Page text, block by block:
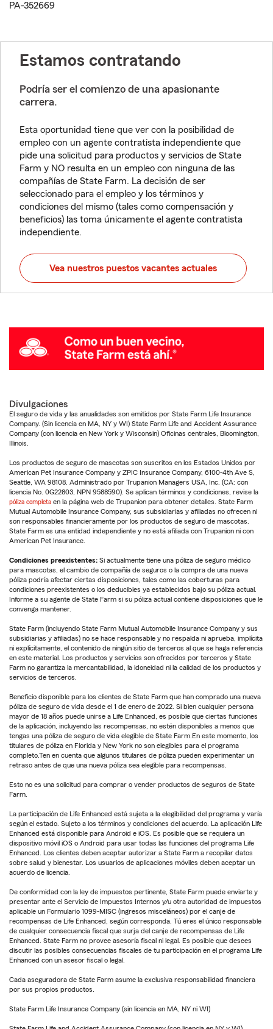
PA-352669
Estamos contratando
Podría ser el comienzo de una apasionante
carrera.
Esta oportunidad tiene que ver con la posibilidad de
empleo con un agente contratista independiente que
pide una solicitud para productos y servicios de State
Farm y NO resulta en un empleo con ninguna de las
compañías de State Farm. La decisión de ser
seleccionado para el empleo y los términos y
condiciones del mismo (tales como compensación y
beneficios) las toma únicamente el agente contratista
independiente.
Vea nuestros puestos vacantes actuales
Divulgaciones
El seguro de vida y las anualidades son emitidos por State Farm Life Insurance
Company. (Sin licencia en MA, NY y WI) State Farm Life and Accident Assurance
Company (con licencia en New York y Wisconsin) Oficinas centrales, Bloomington,
Illinois.
Los productos de seguro de mascotas son suscritos en los Estados Unidos por
American Pet Insurance Company y ZPIC Insurance Company, 6100-4th Ave S,
Seattle, WA 98108. Administrado por Trupanion Managers USA, Inc. (CA: con
licencia No. 0G22803, NPN 9588590). Se aplican términos y condiciones, revise la
póliza completa en la página web de Trupanion para obtener detalles. State Farm
Mutual Automobile Insurance Company, sus subsidiarias y afiliadas no ofrecen ni
son responsables financieramente por los productos de seguro de mascotas.
State Farm es una entidad independiente y no está afiliada con Trupanion ni con
American Pet Insurance.
Condiciones preexistentes: Si actualmente tiene una póliza de seguro médico
para mascotas, el cambio de compañía de seguros o la compra de una nueva
póliza podría afectar ciertas disposiciones, tales como las coberturas para
condiciones preexistentes o los deducibles ya establecidos bajo su póliza actual.
Informe a su agente de State Farm si su póliza actual contiene disposiciones que le
convenga mantener.
State Farm (incluyendo State Farm Mutual Automobile Insurance Company y sus
subsidiarias y afiliadas) no se hace responsable y no respalda ni aprueba, implícita
ni explícitamente, el contenido de ningún sitio de terceros al que se haga referencia
en este material. Los productos y servicios son ofrecidos por terceros y State
Farm no garantiza la mercantabilidad, la idoneidad ni la calidad de los productos y
servicios de terceros.
Beneficio disponible para los clientes de State Farm que han comprado una nueva
póliza de seguro de vida desde el 1 de enero de 2022. Si bien cualquier persona
mayor de 18 años puede unirse a Life Enhanced, es posible que ciertas funciones
de la aplicación, incluyendo las recompensas, no estén disponibles a menos que
tengas una póliza de seguro de vida elegible de State Farm.En este momento, los
titulares de póliza en Florida y New York no son elegibles para el programa
completo.Ten en cuenta que algunos titulares de póliza pueden experimentar un
retraso antes de que una nueva póliza sea elegible para recompensas.
Esto no es una solicitud para comprar o vender productos de seguros de State
Farm.
La participación de Life Enhanced está sujeta a la elegibilidad del programa y varía
según el estado. Sujeto a los términos y condiciones del acuerdo. La aplicación Life
Enhanced está disponible para Android e iOS. Es posible que se requiera un
dispositivo móvil iOS o Android para usar todas las funciones del programa Life
Enhanced. Los clientes deben aceptar autorizar a State Farm a recopilar datos
sobre salud y bienestar. Los usuarios de aplicaciones móviles deben aceptar un
acuerdo de licencia.
De conformidad con la ley de impuestos pertinente, State Farm puede enviarte y
presentar ante el Servicio de Impuestos Internos y/u otra autoridad de impuestos
aplicable un Formulario 1099-MISC (ingresos misceláneos) por el canje de
recompensas de Life Enhanced, según corresponda. Tú eres el único responsable
de cualquier consecuencia fiscal que surja del canje de recompensas de Life
Enhanced. State Farm no provee asesoría fiscal ni legal. Es posible que desees
discutir las posibles consecuencias fiscales de tu participación en el programa Life
Enhanced con un asesor fiscal o legal.
Cada aseguradora de State Farm asume la exclusiva responsabilidad financiera
por sus propios productos.
State Farm Life Insurance Company (sin licencia en MA, NY ni WI)